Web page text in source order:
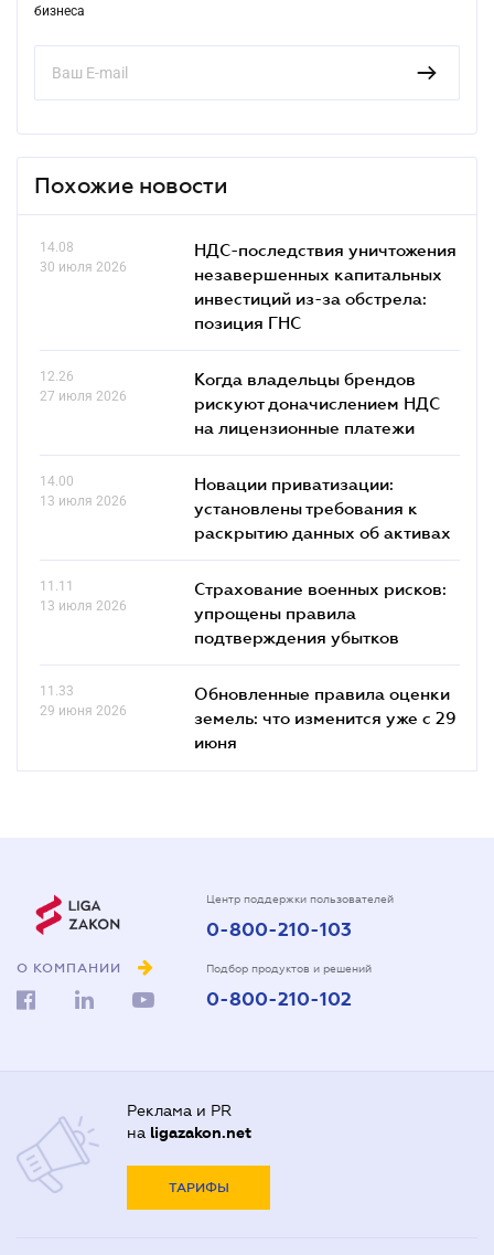
бизнеса
Похожие новости
14.08
30 июля 2026
НДС-последствия уничтожения
незавершенных капитальных
инвестиций из-за обстрела:
позиция ГНС
12.26
27 июля 2026
Когда владельцы брендов
рискуют доначислением НДС
на лицензионные платежи
14.00
13 июля 2026
Новации приватизации:
установлены требования к
раскрытию данных об активах
11.11
13 июля 2026
Страхование военных рисков:
упрощены правила
подтверждения убытков
11.33
29 июня 2026
Обновленные правила оценки
земель: что изменится уже с 29
июня
О КОМПАНИИ
Центр поддержки пользователей
0-800-210-103
Подбор продуктов и решений
0-800-210-102
Реклама и PR
на ligazakon.net
ТАРИФЫ